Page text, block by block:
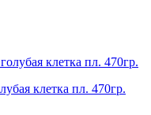
клетка пл. 470гр.